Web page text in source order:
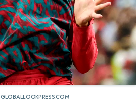
GLOBALLOOKPRESS.COM